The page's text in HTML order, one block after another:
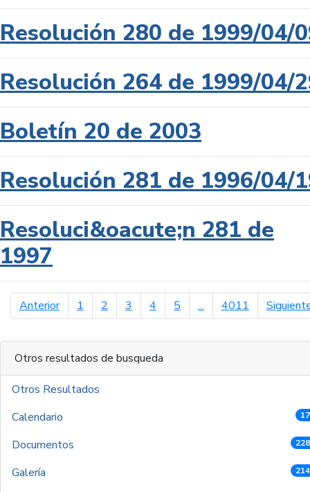
Resolución 280 de 1999/04/
Resolución 264 de 1999/04/
Boletín 20 de 2003
Resolución 281 de 1996/04/
Resoluci&oacute;n 281 de
1997
Anteriorpágina anterior
1 2 3 4 5 ... 4011
Otros resultados de busqueda
Otros Resultados
Calendario
Documentos
Galería